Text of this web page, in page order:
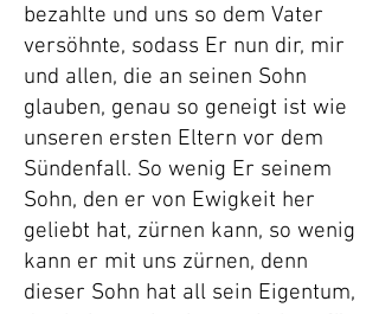
bezahlte und uns so dem Vater
versöhnte, sodass Er nun dir, mir
und allen, die an seinen Sohn
glauben, genau so geneigt ist wie
unseren ersten Eltern vor dem
Sündenfall. So wenig Er seinem
Sohn, den er von Ewigkeit her
geliebt hat, zürnen kann, so wenig
kann er mit uns zürnen, denn
dieser Sohn hat all sein Eigentum,